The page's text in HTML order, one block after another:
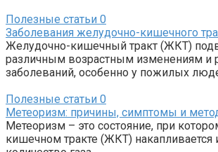
Полезные статьи 0
Заболевания желудочно-кишечного
Желудочно-кишечный тракт (ЖКТ)
различным возрастным изменениям и
заболеваний, особенно у пожилых
Полезные статьи 0
Метеоризм: причины, симптомы и
Метеоризм – это состояние, при
кишечном тракте (ЖКТ) накапливается